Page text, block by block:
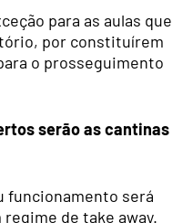
para as aulas que
por constituírem
o prosseguimento
serão as cantinas
funcionamento será
de take away.